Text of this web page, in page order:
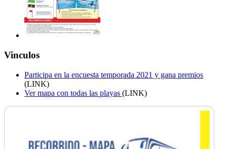
Vinculos
Participa en la encuesta temporada 2021 y gana premios
(LINK)
Ver mapa con todas las playas (LINK)